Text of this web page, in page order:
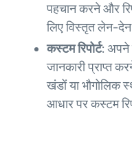
पहचान करने और
लिए विस्तृत लेन-देन
कस्टम रिपोर्ट: अपने
जानकारी प्राप्त
खंडों या भौगोलिक
आधार पर कस्टम